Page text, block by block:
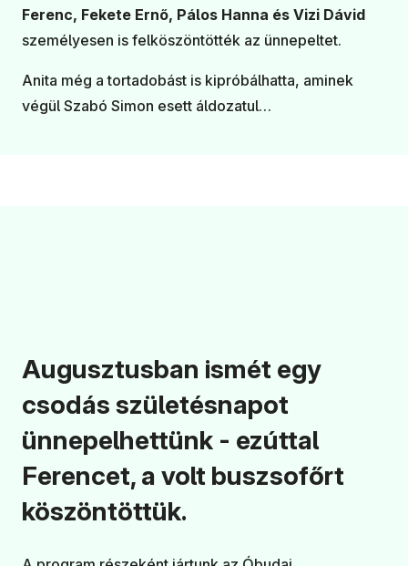
Ferenc, Fekete Ernő, Pálos Hanna és Vizi Dávid
személyesen is felköszöntötték az ünnepeltet.
Anita még a tortadobást is kipróbálhatta, aminek
végül Szabó Simon esett áldozatul…
Augusztusban ismét egy
csodás születésnapot
ünnepelhettünk - ezúttal
Ferencet, a volt buszsofőrt
köszöntöttük.